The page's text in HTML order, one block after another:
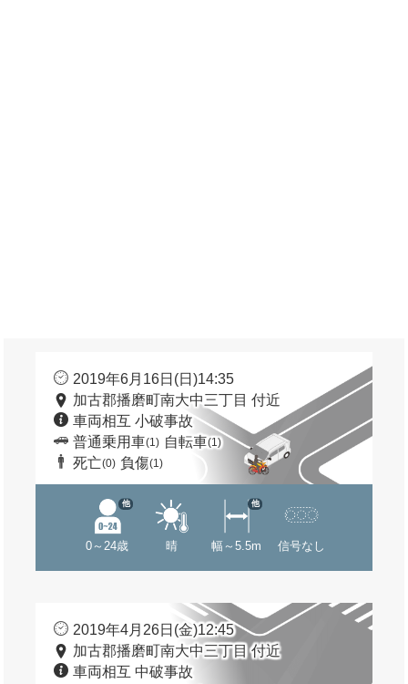
2019年6月16日(日)14:35
加古郡播磨町南大中三丁目 付近
車両相互 小破事故
普通乗用車(1) 自転車(1)
死亡(0) 負傷(1)
0～24歳
他
晴 幅～5.5m
他
信号なし
2019年4月26日(金)12:45
加古郡播磨町南大中三丁目 付近
車両相互 中破事故